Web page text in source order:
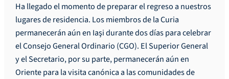
Ha llegado el momento de preparar el regreso a nuestros
lugares de residencia. Los miembros de la Curia
permanecerán aún en Iaşi durante dos días para celebrar
el Consejo General Ordinario (CGO). El Superior General
y el Secretario, por su parte, permanecerán aún en
Oriente para la visita canónica a las comunidades de